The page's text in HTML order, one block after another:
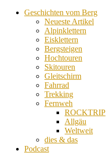
Geschichten vom Berg
Neueste Artikel
Alpinklettern
Eisklettern
Bergsteigen
Hochtouren
Skitouren
Gleitschirm
Fahrrad
Trekking
Fernweh
ROCKTRIP
Allgäu
Weltweit
dies & das
Podcast